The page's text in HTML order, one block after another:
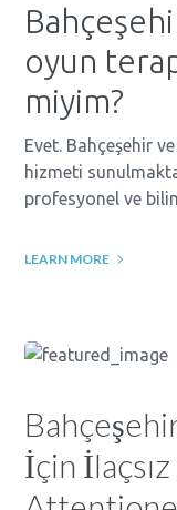
oyun
miyim?
Evet. Bahçeşehir
hizmeti
profesyonel ve
LEARN MORE
İçin